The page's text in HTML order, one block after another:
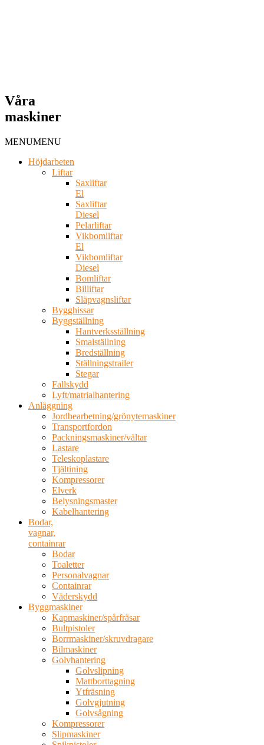
Våra
maskiner
MENUMENU
Höjdarbeten
Liftar
Saxliftar
El
Saxliftar
Diesel
Pelarliftar
Vikbomliftar
El
Vikbomliftar
Diesel
Bomliftar
Billiftar
Släpvagnsliftar
Bygghissar
Byggställning
Hantverksställning
Smalställning
Bredställning
Ställningstrailer
Stegar
Fallskydd
Lyft/matrialhantering
Anläggning
Jordbearbetning/grönytemaskiner
Transportfordon
Packningsmaskiner/vältar
Lastare
Teleskoplastare
Tjältining
Kompressorer
Elverk
Belysningsmaster
Kabelhantering
Bodar,
vagnar,
containrar
Bodar
Toaletter
Personalvagnar
Containrar
Väderskydd
Byggmaskiner
Kapmaskiner/spårfräsar
Bultpistoler
Borrmaskiner/skruvdragare
Bilmaskiner
Golvhantering
Golvslipning
Mattborttagning
Ytfräsning
Golvgjutning
Golvsågning
Kompressorer
Slipmaskiner